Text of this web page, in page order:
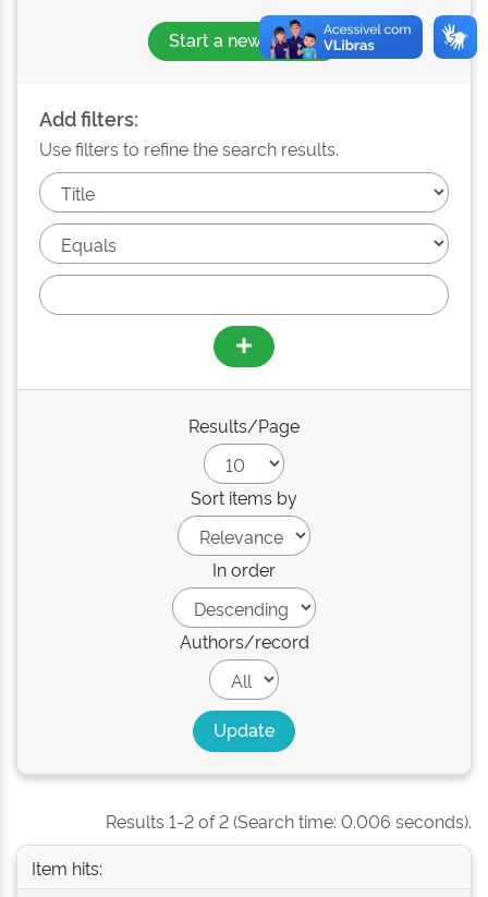
Start a new search
Add filters:
Use filters to refine the search results.
Results/Page
Sort items by
In order
Authors/record
Results 1-2 of 2 (Search time: 0.006 seconds).
Item hits: